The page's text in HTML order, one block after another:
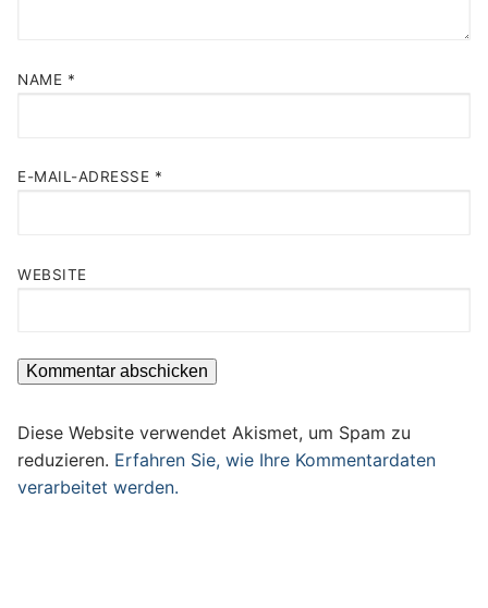
NAME *
E-MAIL-ADRESSE *
WEBSITE
Diese Website verwendet Akismet, um Spam zu
reduzieren. Erfahren Sie, wie Ihre Kommentardaten
verarbeitet werden.